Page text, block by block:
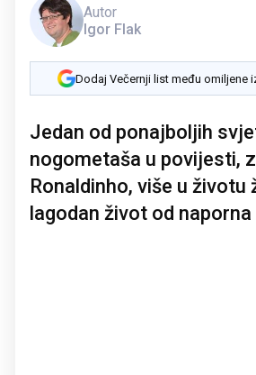
Autor
Igor Flak
Dodaj Večernji list među omiljene
Jedan od ponajboljih
nogometaša u povijesti,
Ronaldinho, više u životu
lagodan život od